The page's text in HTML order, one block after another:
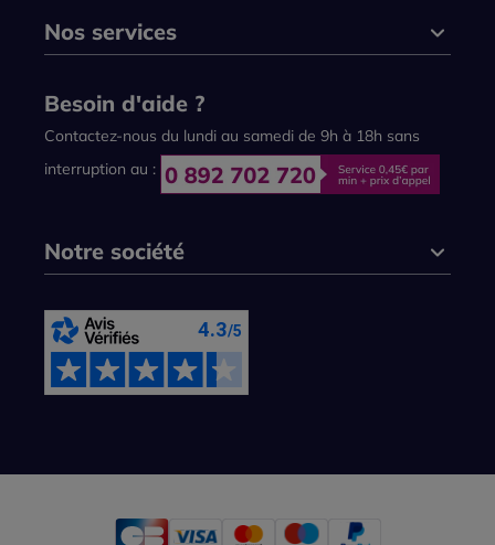
Nos services
Besoin d'aide ?
Contactez-nous du lundi au samedi de 9h à 18h sans
interruption au :
Notre société